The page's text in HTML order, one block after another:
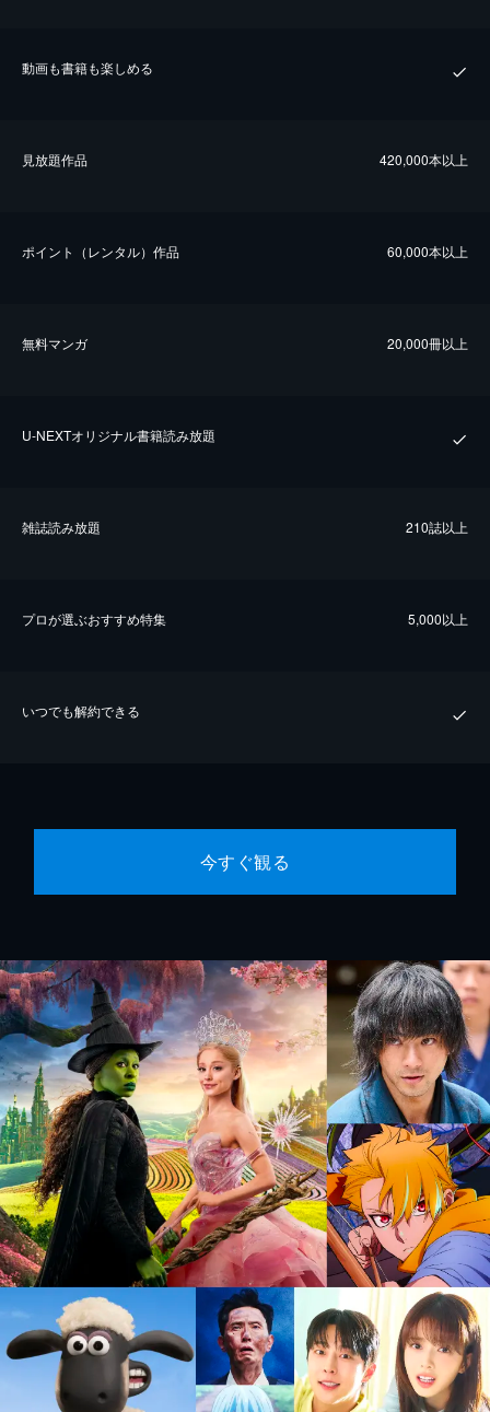
動画も書籍も楽しめる
⾒放題作品 420,000本以上
ポイント（レンタル）作品 60,000本以上
無料マンガ 20,000冊以上
U-NEXTオリジナル書籍読み放題
雑誌読み放題 210誌以上
プロが選ぶおすすめ特集 5,000以上
いつでも解約できる
今すぐ観る